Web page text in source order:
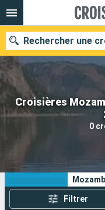
Croisières
0
Rechercher une
Nos destinations
Filtrer